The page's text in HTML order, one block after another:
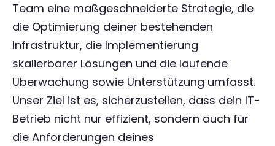
Team eine maßgeschneiderte Strategie, die
die Optimierung deiner bestehenden
Infrastruktur, die Implementierung
skalierbarer Lösungen und die laufende
Überwachung sowie Unterstützung umfasst.
Unser Ziel ist es, sicherzustellen, dass dein IT-
Betrieb nicht nur effizient, sondern auch für
die Anforderungen deines